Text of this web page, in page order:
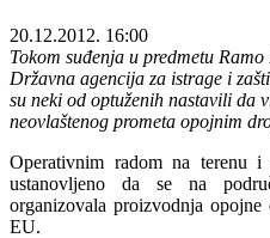
20.12.2012. 16:00
Tokom suđenja u predmetu
Državna agencija za istrage i
su neki od optuženih nastavili da
neovlaštenog prometa opojnim
Operativnim radom na terenu i
ustanovljeno da se na
organizovala proizvodnja
EU.